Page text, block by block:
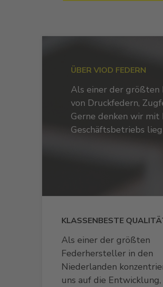
ÜBER VIOD FEDERN
Als einer der größten
von Druckfedern,
Gerne denken wir mit
Geschäftsbetriebs
KLASSENBESTE
Als einer der größten
Federhersteller in den
Niederlanden
uns auf die Entwicklung,